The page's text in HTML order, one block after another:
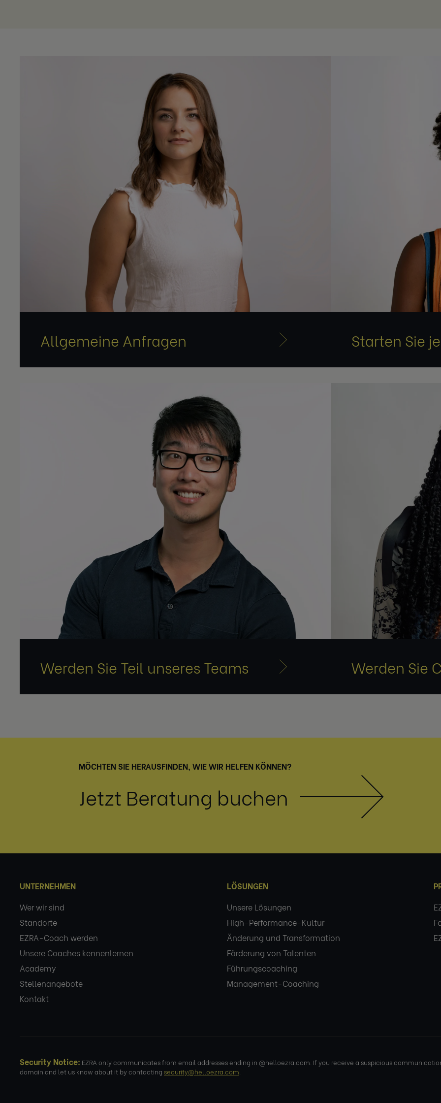
Allgemeine Anfragen Starten Sie
Werden Sie Teil unseres Teams Werden Sie
MÖCHTEN SIE HERAUSFINDEN, WIE WIR HELFEN KÖNNEN?
Jetzt Beratung buchen
UNTERNEHMEN
Wer wir sind
Standorte
EZRA-Coach werden
Unsere Coaches kennenlernen
Academy
Stellenangebote
Kontakt
LÖSUNGEN
Unsere Lösungen
High-Performance-Kultur
Änderung und Transformation
Förderung von Talenten
Führungscoaching
Management-Coaching
Security Notice: EZRA only communicates from email addresses ending in @helloezra.com. If you receive a suspicious
domain and let us know about it by contacting security@helloezra.com